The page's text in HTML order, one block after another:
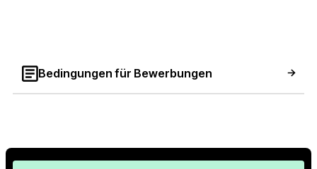
Bedingungen für Bewerbungen